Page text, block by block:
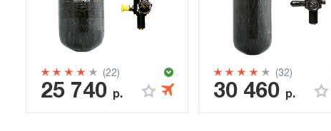
(22)
25 740 р.
(32)
30 460 р.